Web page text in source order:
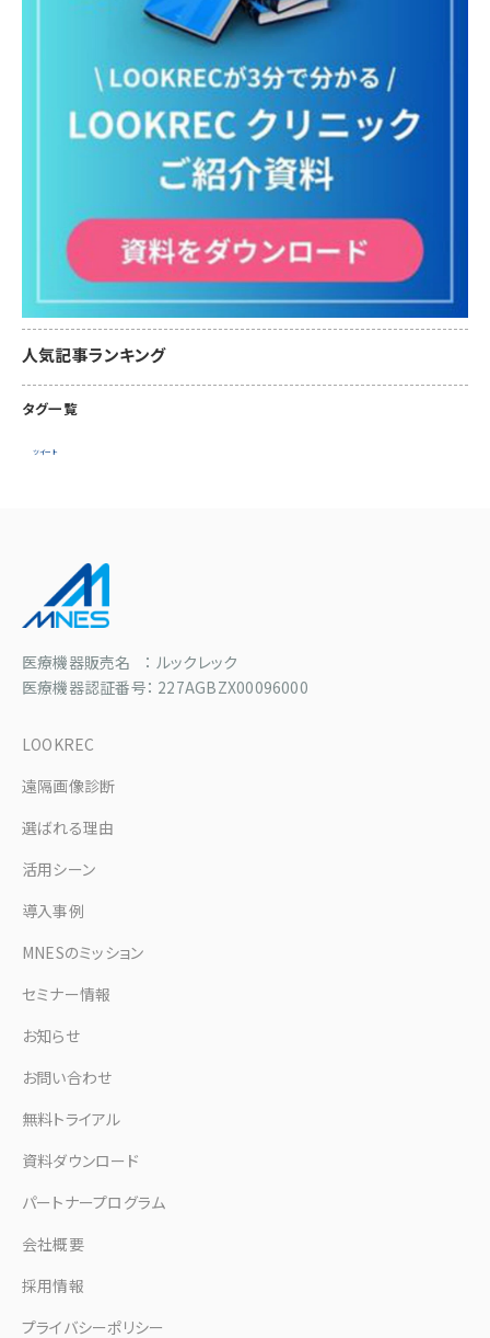
人気記事ランキング
タグ一覧
ツイート
医療機器販売名 ： ルックレック
医療機器認証番号： 227AGBZX00096000
LOOKREC
遠隔画像診断
選ばれる理由
活用シーン
導入事例
MNESのミッション
セミナー情報
お知らせ
お問い合わせ
無料トライアル
資料ダウンロード
パートナープログラム
会社概要
採用情報
プライバシーポリシー